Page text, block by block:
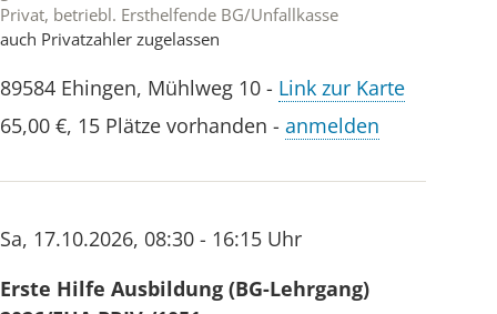
Privat, betriebl. Ersthelfende BG/Unfallkasse
auch Privatzahler zugelassen
89584 Ehingen, Mühlweg 10 - Link zur Karte
65,00 €, 15 Plätze vorhanden - anmelden
Sa, 17.10.2026, 08:30 - 16:15 Uhr
Erste Hilfe Ausbildung (BG-Lehrgang)